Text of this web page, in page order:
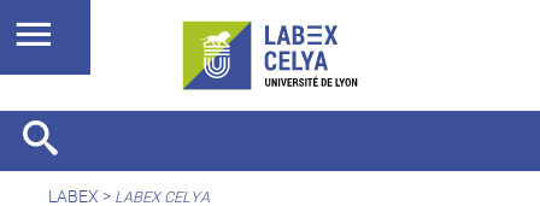
LABEX > LABEX CELYA